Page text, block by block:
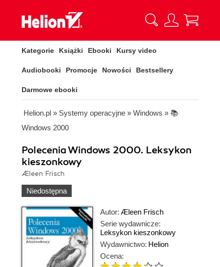
Kategorie Książki Ebooki Kursy video
Audiobooki Promocje Nowości Bestsellery
Darmowe ebooki
Helion.pl » Systemy operacyjne » Windows » 📚
Windows 2000
Polecenia Windows 2000. Leksykon
kieszonkowy
Æleen Frisch
Niedostępna
Autor: Æleen Frisch
Serie wydawnicze:
Leksykon kieszonkowy
Wydawnictwo: Helion
Ocena: